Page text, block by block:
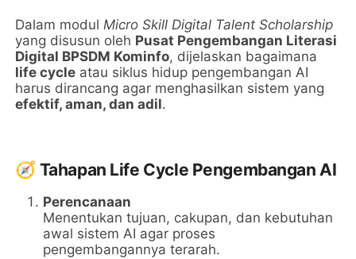
Dalam modulMicro Skill Digital Talent Scholarship
yang disusun oleh Pusat Pengembangan Literasi
Digital BPSDM Kominfo, dijelaskan bagaimana
life cycle atau siklus hidup pengembangan AI
harus dirancang agar menghasilkan sistem yang
efektif, aman, dan adil.
🧭 Tahapan Life Cycle Pengembangan AI
Perencanaan
Menentukan tujuan, cakupan, dan kebutuhan
awal sistem AI agar proses
pengembangannya terarah.